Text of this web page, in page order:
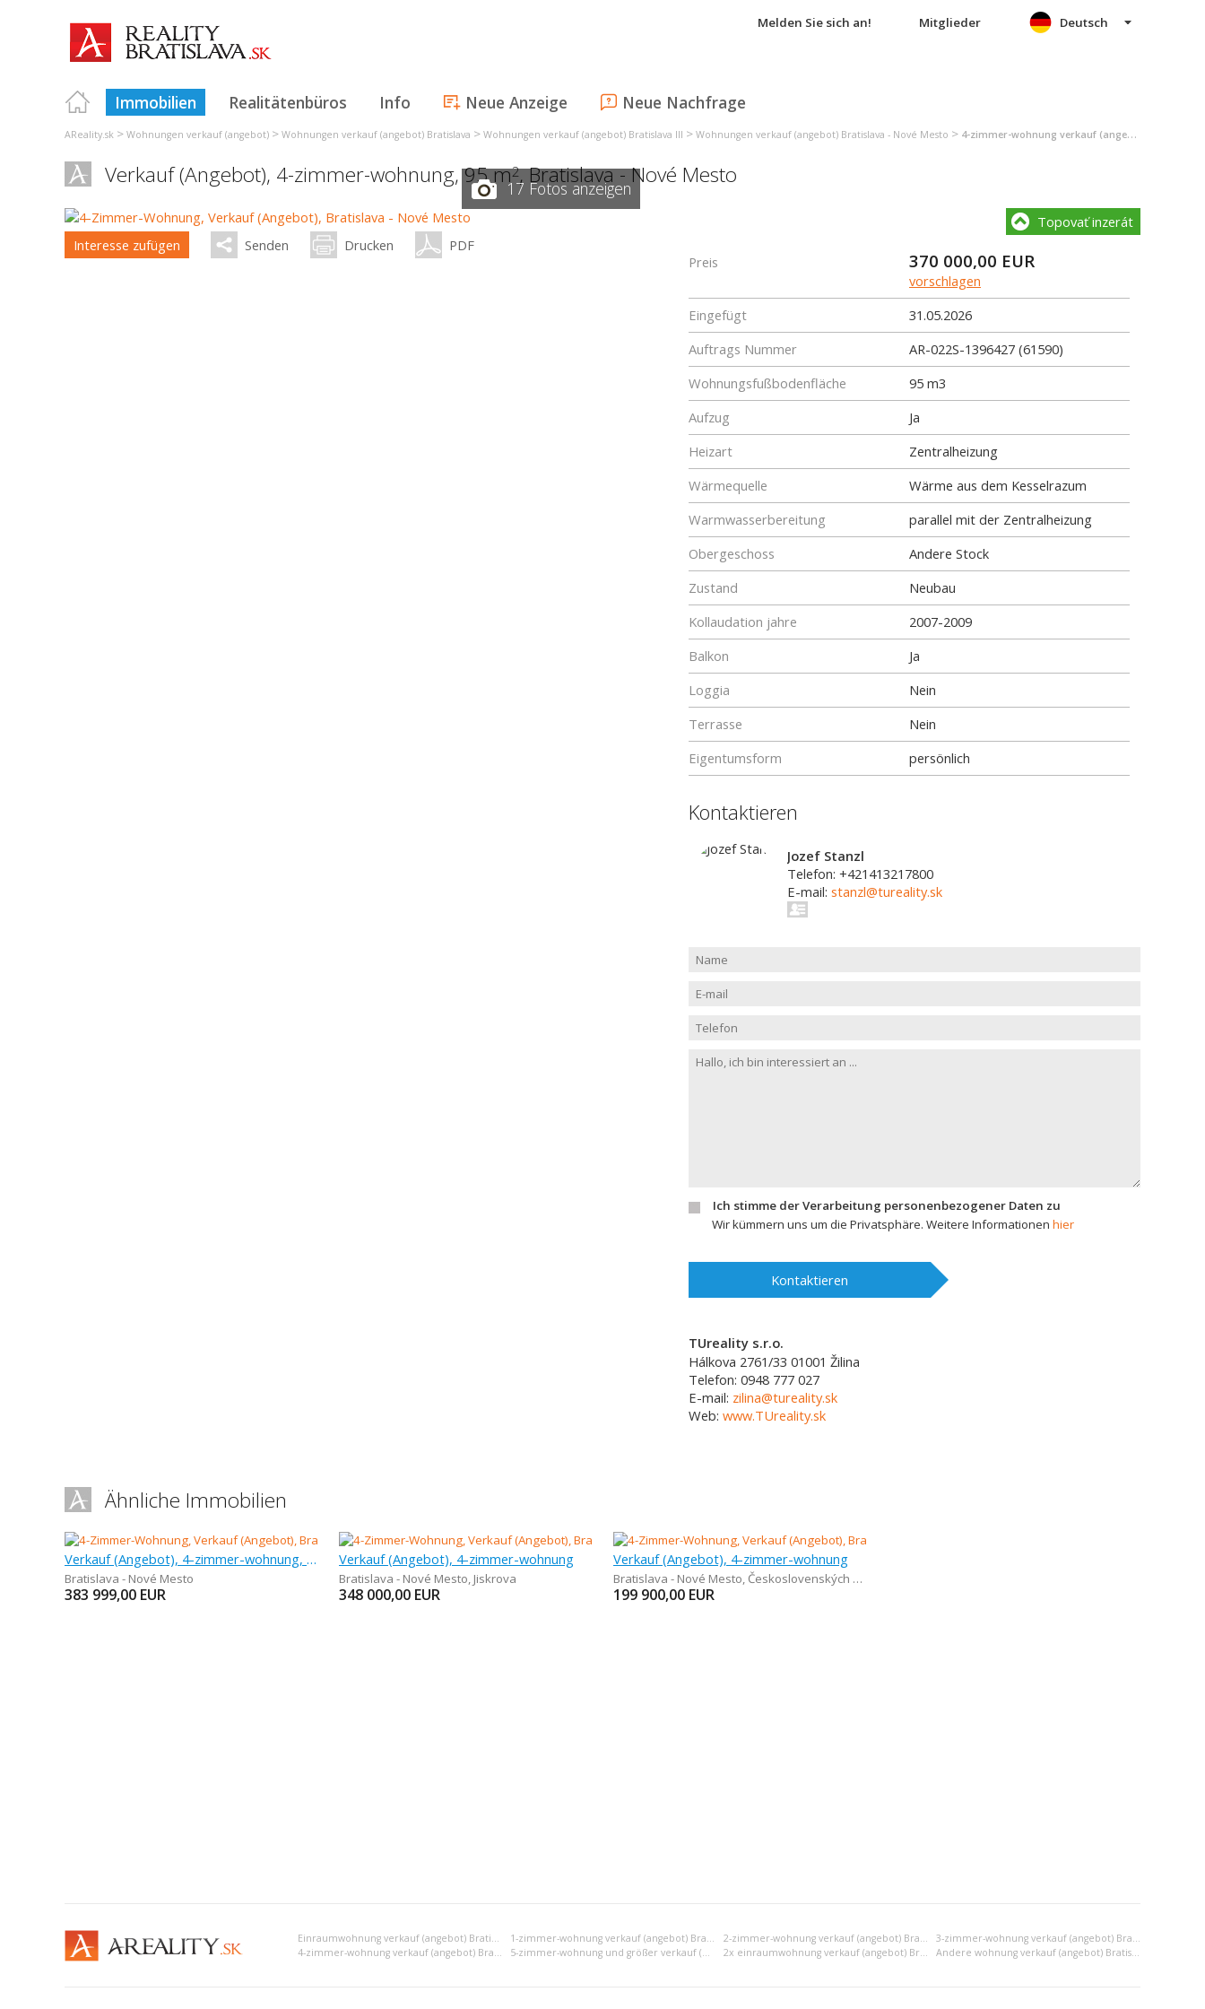
Melden Sie sich an! Mitglieder
Immobilien Realitätenbüros Info Neue Anzeige Neue Nachfrage
Deutsch
AReality.sk > Wohnungen verkauf (angebot) > Wohnungen verkauf (angebot) Bratislava > Wohnungen verkauf (angebot) Bratislava III > Wohnungen verkauf (angebot) Bratislava - Nové Mesto > 4-zimmer-wohnung verkauf (angebot) Bratislava - Nové Mesto
Verkauf (Angebot), 4-zimmer-wohnung, 95 m2,Bratislava - Nové Mesto
17 Fotos anzeigen
Interesse zufügen Senden Drucken PDF
Topovať inzerát
Preis 370 000,00 EUR
vorschlagen
Eingefügt
31.05.2026
Auftrags Nummer
AR-022S-1396427 (61590)
Wohnungsfußbodenfläche
95 m3
Aufzug
Ja
Heizart
Zentralheizung
Wärmequelle
Wärme aus dem Kesselrazum
Warmwasserbereitung
parallel mit der Zentralheizung
Obergeschoss
Andere Stock
Zustand
Neubau
Kollaudation jahre
2007-2009
Balkon
Ja
Loggia
Nein
Terrasse
Nein
Eigentumsform
persönlich
Kontaktieren
Jozef Stanzl
Telefon: +421413217800
E-mail: stanzl@tureality.sk
Ich stimme der Verarbeitung personenbezogener Daten zu
Wir kümmern uns um die Privatsphäre. Weitere Informationen hier
Kontaktieren
TUreality s.r.o.
Hálkova 2761/33 01001 Žilina
Telefon: 0948 777 027
E-mail: zilina@tureality.sk
Web: www.TUreality.sk
Ähnliche Immobilien
Verkauf (Angebot), 4-zimmer-wohnung, 101 m
Bratislava - Nové Mesto
383 999,00 EUR
Verkauf (Angebot), 4-zimmer-wohnung
Bratislava - Nové Mesto, Jiskrova
348 000,00 EUR
Verkauf (Angebot), 4-zimmer-wohnung
Bratislava - Nové Mesto, Československých parašutistov
199 900,00 EUR
Einraumwohnung verkauf (angebot) Bratislava III 1-zimmer-wohnung verkauf (angebot) Bratislava III 2-zimmer-wohnung verkauf (angebot) Bratislava III
3-zimmer-wohnung verkauf (angebot) Bratislava III
4-zimmer-wohnung verkauf (angebot) Bratislava III
5-zimmer-wohnung und größer verkauf (angebot) Bratislava III 2x einraumwohnung verkauf (angebot) Bratislava III Andere wohnung verkauf (angebot) Bratislava III